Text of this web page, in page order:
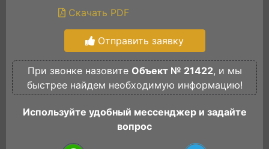
Скачать PDF
Отправить заявку
При звонке назовите Объект № 21422, и мы
быстрее найдем необходимую информацию!
Используйте удобный мессенджер и задайте
вопрос